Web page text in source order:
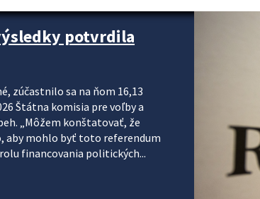
potvrdila
zúčastnilo sa na ňom 16,13
Štátna komisia pre voľby a
„Môžem konštatovať, že
aby mohlo byť toto referendum
financovania politických...